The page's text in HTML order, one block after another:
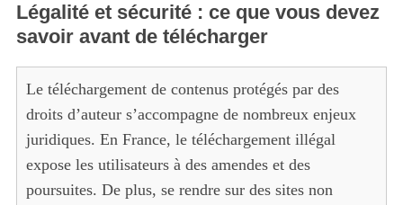
Légalité et sécurité : ce que vous devez
savoir avant de télécharger
Le téléchargement de contenus protégés par des
droits d’auteur s’accompagne de nombreux enjeux
juridiques. En France, le téléchargement illégal
expose les utilisateurs à des amendes et des
poursuites. De plus, se rendre sur des sites non